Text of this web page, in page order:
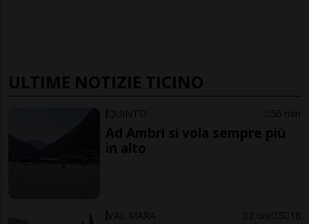
ULTIME NOTIZIE TICINO
QUINTO 56 min
Ad Ambrì si vola sempre più
in alto
VAL MARA 2 ore 5 18